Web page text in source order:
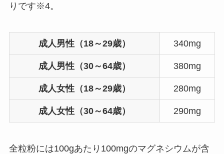
りです※4。
成人男性（18～29歳） 340mg
成人男性（30～64歳） 380mg
成人女性（18～29歳） 280mg
成人女性（30～64歳） 290mg
全粒粉には100gあたり100mgのマグネシウムが含